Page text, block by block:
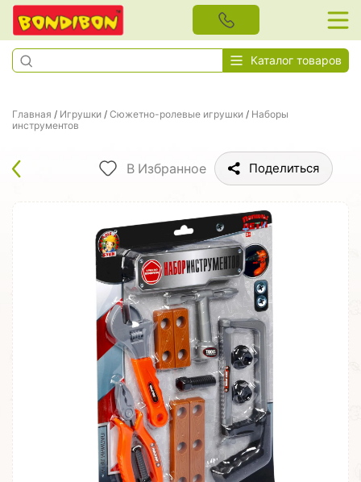
Каталог товаров
Главная / Игрушки / Сюжетно-ролевые игрушки / Наборы
инструментов
В Избранное Поделиться